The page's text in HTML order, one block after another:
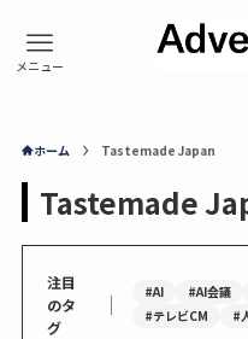
ホーム Tastemade Japan
Tastemade
注目
のタ
グ
｜ #AI #AI会議
#テレビCM
#